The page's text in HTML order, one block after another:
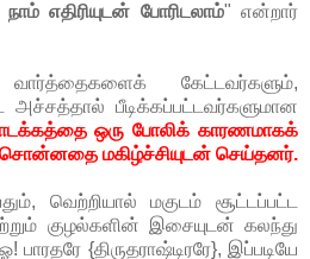
எதிரியுடன் போரிடலாம்" என்றார்
கேட்டவர்களும்,
பீடிக்கப்பட்டவர்களுமான
ஒரு போலிக் காரணமாகக்
மகிழ்ச்சியுடன் செய்தனர்.
வெற்றியால் மகுடம் சூட்டப்பட்ட
குழல்களின் இசையுடன் கலந்து
{திருதராஷ்டிரரே}, இப்படியே